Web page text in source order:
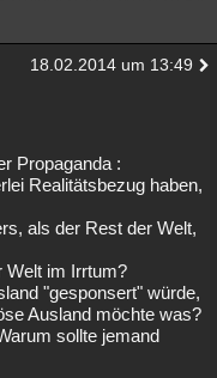
18.02.2014 um 13:49
Propaganda :
Realitätsbezug haben,
als der Rest der Welt,
Welt im Irrtum?
"gesponsert" würde,
Ausland möchte was?
sollte jemand